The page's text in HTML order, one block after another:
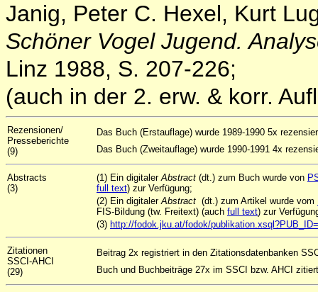
Janig, Peter C. Hexel, Kurt
Schöner Vogel Jugend.
Linz 1988, S. 207-226;
(auch in der 2. erw. & korr.
Rezensionen/
Presseberichte
(9)
Das Buch (Erstauflage) wurde 1989-1990 5x
Das Buch (Zweitauflage) wurde 1990-1991 4x
Abstracts
(3)
(1) Ein digitalerAbstract (dt.) zum Buch wurde von
full text) zur Verfügung;
(2) Ein digitalerAbstract (dt.) zum Artikel wurde vom
FIS-Bildung (tw. Freitext) (auch full text) zur
(3) http://fodok.jku.at/fodok/
Zitationen
SSCI-AHCI
(29)
Beitrag 2x registriert in den Zitationsdatenbanken
Buch und Buchbeiträge 27x im SSCI bzw. AHCI